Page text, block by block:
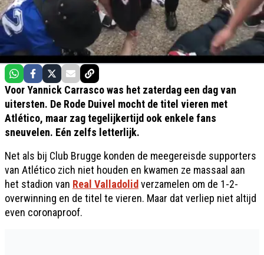
Voor Yannick Carrasco was het zaterdag een dag van
uitersten. De Rode Duivel mocht de titel vieren met
Atlético, maar zag tegelijkertijd ook enkele fans
sneuvelen. Eén zelfs letterlijk.
Net als bij Club Brugge konden de meegereisde supporters
van Atlético zich niet houden en kwamen ze massaal aan
het stadion van Real Valladolid verzamelen om de 1-2-
overwinning en de titel te vieren. Maar dat verliep niet altijd
even coronaproof.